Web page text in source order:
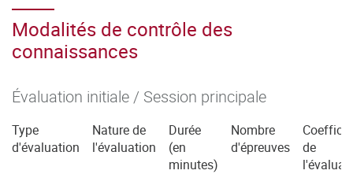
Modalités de contrôle des
connaissances
Évaluation initiale / Session principale
Type
d'évaluation
Nature de
l'évaluation
Durée
(en
minutes)
Nombre
d'épreuves
de